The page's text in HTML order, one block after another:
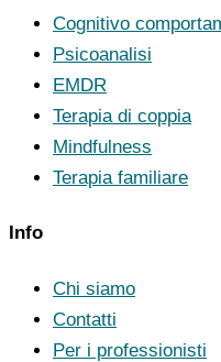
Cognitivo
Psicoanalisi
EMDR
Terapia di coppia
Mindfulness
Terapia familiare
Info
Chi siamo
Contatti
Per i professionisti